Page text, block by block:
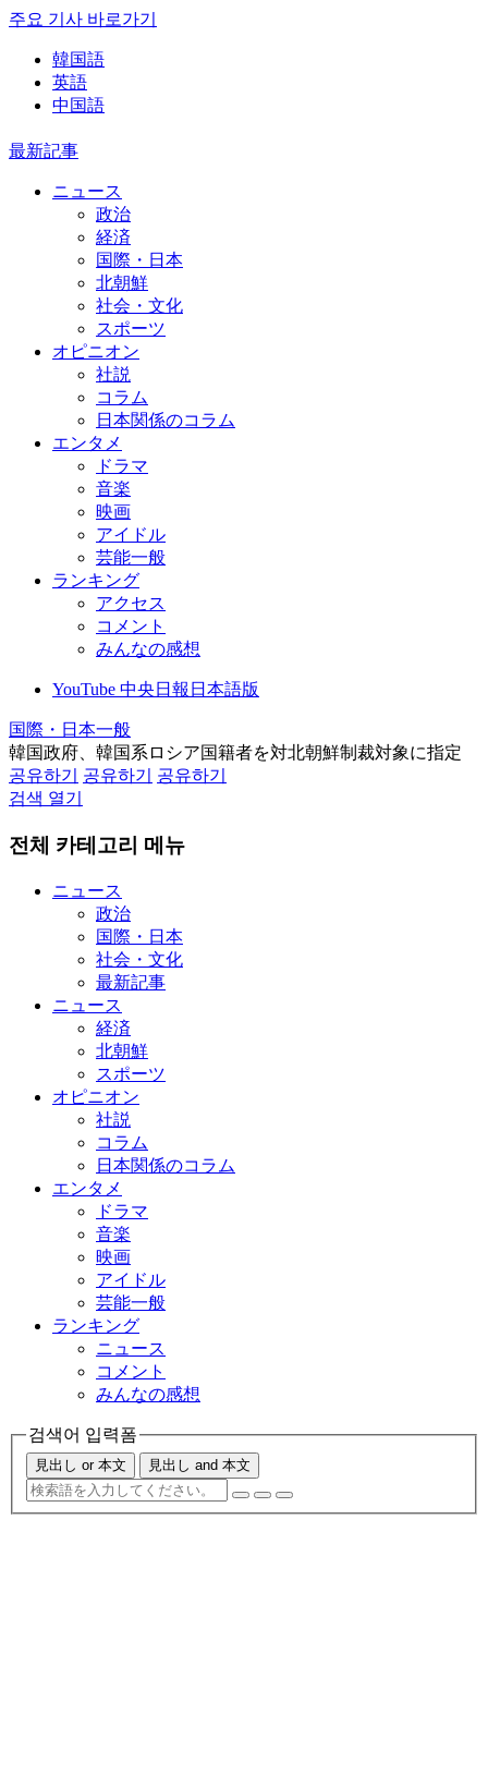
주요 기사 바로가기
韓国語
英語
中国語
最新記事
ニュース
政治
経済
国際・日本
北朝鮮
社会・文化
スポーツ
オピニオン
社説
コラム
日本関係のコラム
エンタメ
ドラマ
音楽
映画
アイドル
芸能一般
ランキング
アクセス
コメント
みんなの感想
YouTube 中央日報日本語版
国際・日本一般
韓国政府、韓国系ロシア国籍者を対北朝鮮制裁対象に指定
공유하기
공유하기
공유하기
검색 열기
전체 카테고리 메뉴
ニュース
政治
国際・日本
社会・文化
最新記事
ニュース
経済
北朝鮮
スポーツ
オピニオン
社説
コラム
日本関係のコラム
エンタメ
ドラマ
音楽
映画
アイドル
芸能一般
ランキング
ニュース
コメント
みんなの感想
검색어 입력폼
見出し or 本文 見出し and 本文